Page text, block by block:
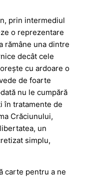
prin intermediul
o reprezentare
rămâne una dintre
decât cele
cu ardoare o
de foarte
nu le cumpără
în tratamente de
Crăciunului,
un
simplu,
carte pentru a ne